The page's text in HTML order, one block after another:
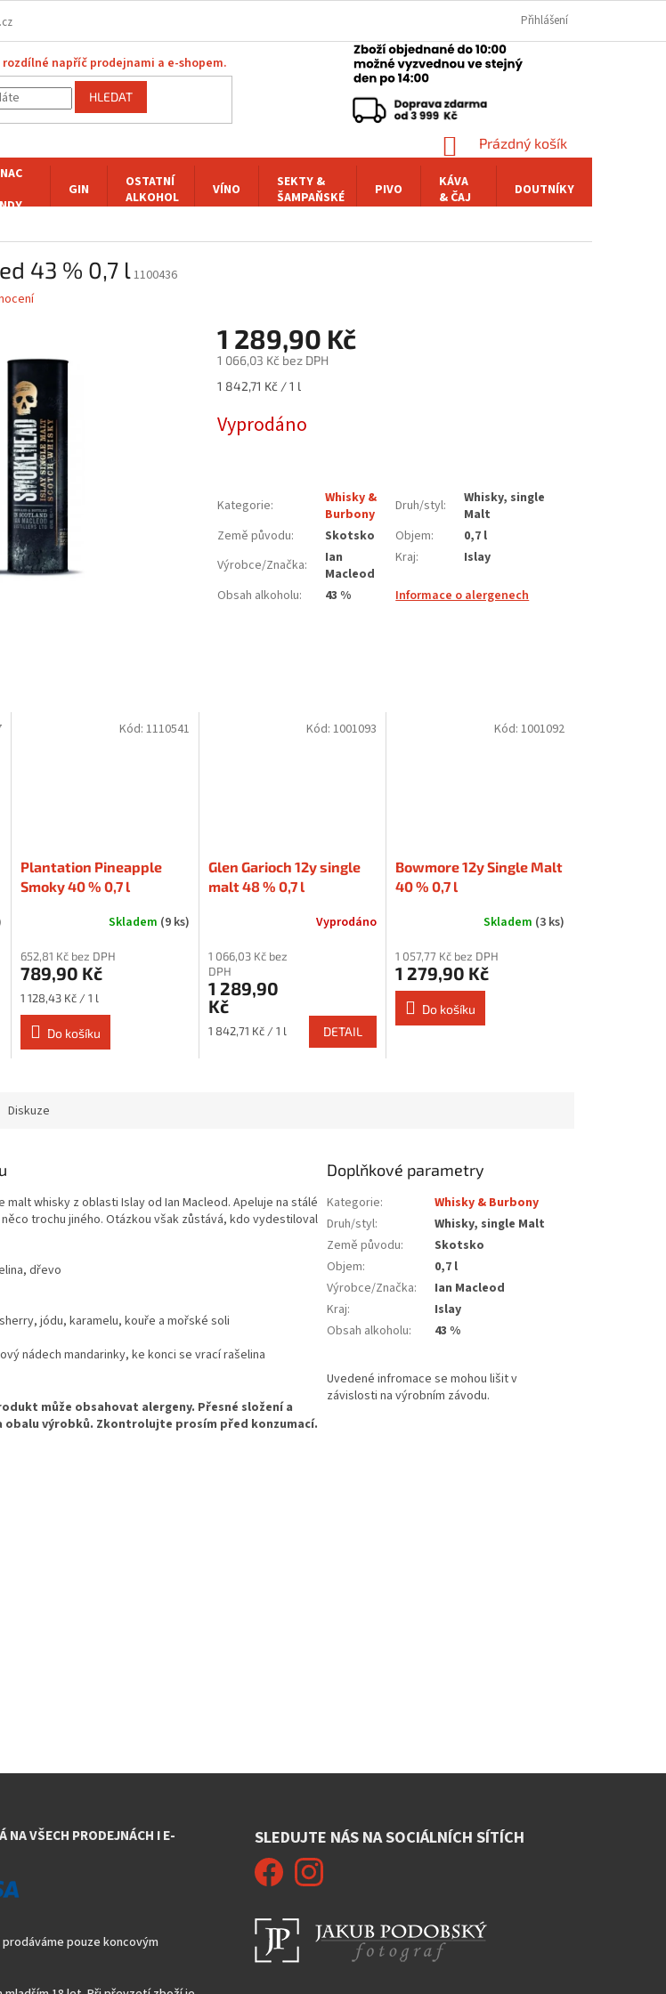
Přihlášení
rozdílné napříč prodejnami a e-shopem.
HLEDAT
NÁKUPNÍ
KOŠÍK
Prázdný košík
GIN
OSTATNÍ
ALKOHOL
VÍNO
SEKTY &
ŠAMPAŇSKÉ
PIVO
KÁVA
& ČAJ
DOUTNÍKY
43 % 0,7 l1100436
1 289,90 Kč
1 066,03 Kč bez DPH
Měrná
1 842,71 Kč / 1 l
Vyprodáno
Kategorie:
Whisky &
Burbony
Země původu:
Skotsko
Výrobce/Značka:
Ian
Macleod
Obsah alkoholu: 43 %
Druh/styl:
Whisky, single
Malt
Objem:
0,7 l
Kraj: Islay
Informace o alergenech
Plantation Pineapple
Smoky 40 % 0,7 l
Skladem (9 ks)
652,81 Kč bez DPH
789,90 Kč
Měrná
cena:
1 128,43 Kč / 1 l
Do košíku
Kód: 1110541
Glen Garioch 12y single
malt 48 % 0,7 l
Vyprodáno
1 066,03 Kč bez
DPH
1 289,90
Kč
Měrná
1 842,71 Kč / 1 l DETAIL
Kód:1001093
Bowmore 12y Single Malt
40 % 0,7 l
Skladem (3 ks)
1 057,77 Kč bez DPH
1 279,90 Kč
Do košíku
Kód: 1001092
Diskuze
whisky z oblasti Islay od Ian Macleod. Apeluje na stálé
trochu jiného. Otázkou však zůstává, kdo vydestiloval
dřevo
jódu, karamelu, kouře a mořské soli
nádech mandarinky, ke konci se vrací rašelina
Doplňkové parametry
Kategorie:
Whisky & Burbony
Druh/styl:
Whisky, single Malt
Země původu:
Skotsko
Objem:
0,7 l
Výrobce/Značka:
Ian Macleod
Kraj:
Islay
Obsah alkoholu: 43 %
VŠECH PRODEJNÁCH I E-
pouze koncovým
SLEDUJTE NÁS NA SOCIÁLNÍCH SÍTÍCH